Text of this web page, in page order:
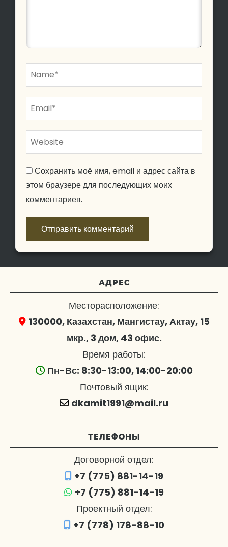
Сохранить моё имя, email и адрес сайта в
этом браузере для последующих моих
комментариев.
АДРЕС
Месторасположение:
130000, Казахстан, Мангистау, Актау, 15
мкр., 3 дом, 43 офис.
Время работы:
Пн-Вс: 8:30-13:00, 14:00-20:00
Почтовый ящик:
dkamit1991@mail.ru
ТЕЛЕФОНЫ
Договорной отдел:
+7 (775) 881-14-19
+7 (775) 881-14-19
Проектный отдел:
+7 (778) 178-88-10